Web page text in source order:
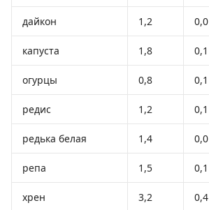
дайкон 1,2 0,0
капуста 1,8 0,1
огурцы 0,8 0,1
редис 1,2 0,1
редька белая 1,4 0,0
репа 1,5 0,1
хрен 3,2 0,4